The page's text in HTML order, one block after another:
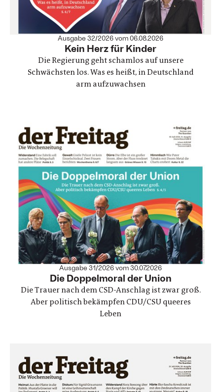
Ausgabe 32/2026 vom 06.08.2026
Kein Herz für Kinder
Die Regierung geht schamlos auf unsere
Schwächsten los. Was es heißt, in Deutschland
arm aufzuwachsen
Ausgabe 31/2026 vom 30.07.2026
Die Doppelmoral der Union
Die Trauer nach dem CSD-Anschlag ist zwar groß.
Aber politisch bekämpfen CDU/CSU queeres
Leben